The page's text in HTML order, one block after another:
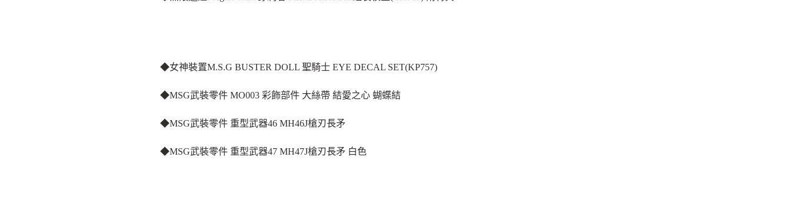
◆女神裝置M.S.G BUSTER DOLL 聖騎士 EYE DECAL SET(KP757)
◆MSG武裝零件 MO003 彩飾部件 大絲帶 結愛之心 蝴蝶結
◆MSG武裝零件 重型武器46 MH46J槍刃長矛
◆MSG武裝零件 重型武器47 MH47J槍刃長矛 白色